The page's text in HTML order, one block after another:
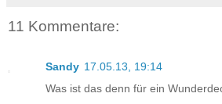
11 Kommentare:
Sandy 17.05.13, 19:14
Was ist das denn für ein